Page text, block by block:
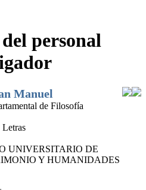
personal
Manuel
de Filosofía
UNIVERSITARIO DE
Y HUMANIDADES